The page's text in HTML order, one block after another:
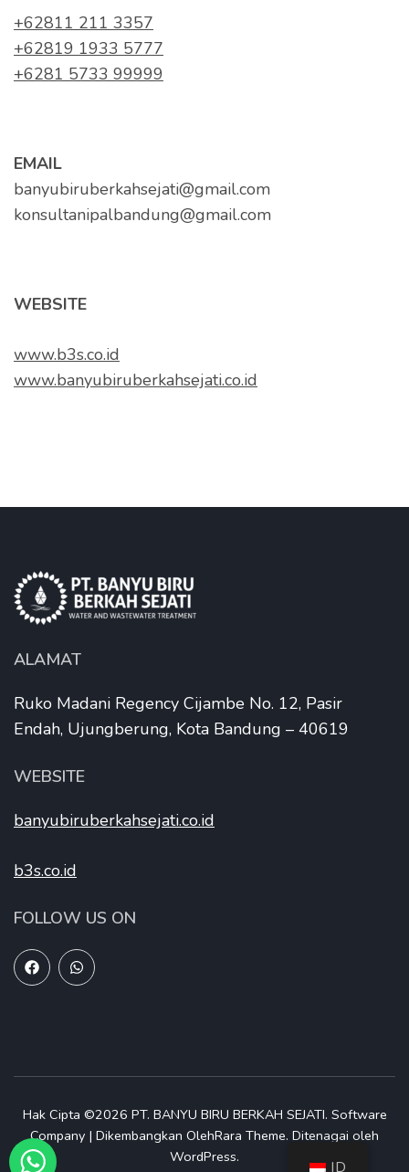
+62811 211 3357
+62819 1933 5777
+6281 5733 99999
EMAIL
banyubiruberkahsejati@gmail.com
konsultanipalbandung@gmail.com
WEBSITE
www.b3s.co.id
www.banyubiruberkahsejati.co.id
ALAMAT
Ruko Madani Regency Cijambe No. 12, Pasir
Endah, Ujungberung, Kota Bandung – 40619
WEBSITE
banyubiruberkahsejati.co.id
b3s.co.id
FOLLOW US ON
Hak Cipta ©2026 PT. BANYU BIRU BERKAH SEJATI. Software
Company | Dikembangkan OlehRara Theme. Ditenagai oleh
WordPress.
ID